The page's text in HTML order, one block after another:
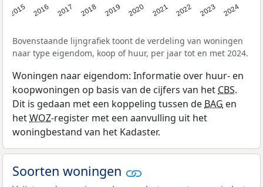
2015 2016 2017 2018 2019 2020 2021 2022 2023 2024
Bovenstaande lijngrafiek toont de verdeling van woningen
naar type eigendom, koop of huur, per jaar tot en met 2024.
Woningen naar eigendom: Informatie over huur- en
koopwoningen op basis van de cijfers van het CBS.
Dit is gedaan met een koppeling tussen de BAG en
hetWOZ-register met een aanvulling uit het
woningbestand van het Kadaster.
Soorten woningen